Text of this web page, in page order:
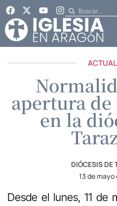
apertura
en la
DIÓCESIS DE
13 de mayo
Desde el lunes, 11 de